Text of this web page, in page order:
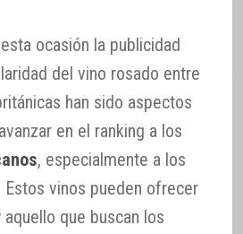
ocasión la publicidad
del vino rosado entre
han sido aspectos
en el ranking a los
, especialmente a los
vinos pueden ofrecer
que buscan los